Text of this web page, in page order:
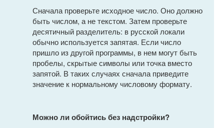
Сначала проверьте исходное число. Оно должно
быть числом, а не текстом. Затем проверьте
десятичный разделитель: в русской локали
обычно используется запятая. Если число
пришло из другой программы, в нем могут быть
пробелы, скрытые символы или точка вместо
запятой. В таких случаях сначала приведите
значение к нормальному числовому формату.
Можно ли обойтись без надстройки?